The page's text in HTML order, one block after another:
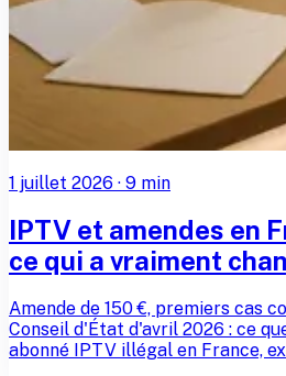
1 juillet 2026 · 9 min
IPTV et amendes en
ce qui a vraiment
Amende de 150 €, premiers cas
Conseil d'État d'avril 2026 : ce
abonné IPTV illégal en France,